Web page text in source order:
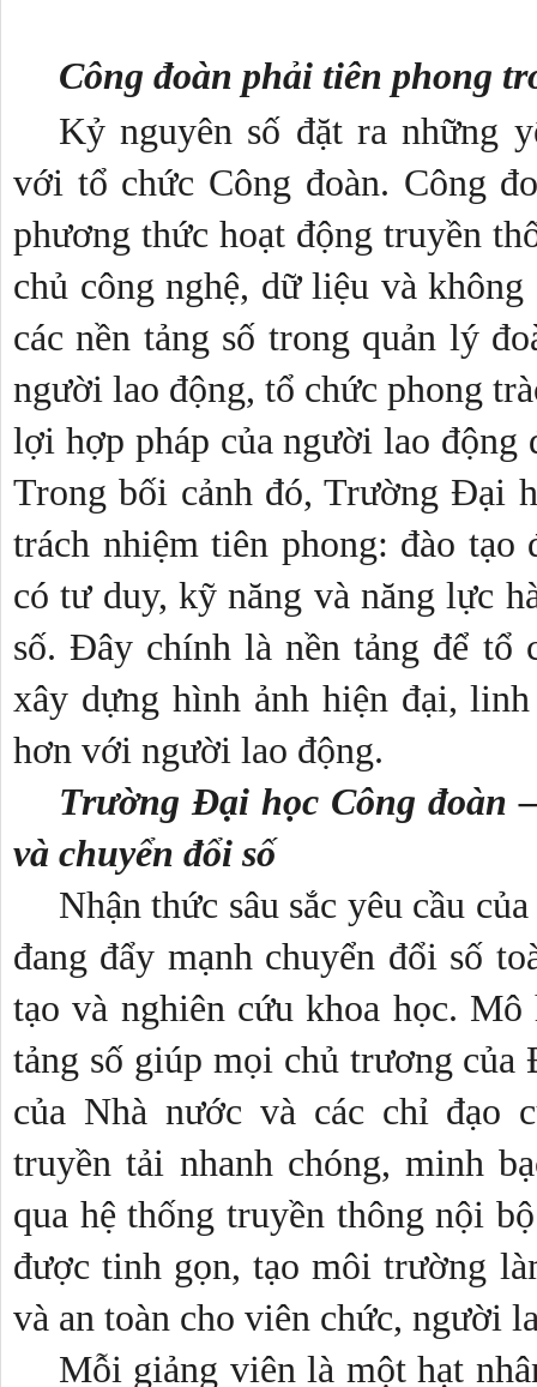
Công đoàn phải tiên phong
Kỷ nguyên số đặt ra những
với tổ chức Công đoàn. Công
phương thức hoạt động truyền
chủ công nghệ, dữ liệu và
các nền tảng số trong quản lý
người lao động, tổ chức phong
lợi hợp pháp của người lao động
Trong bối cảnh đó, Trường Đại
trách nhiệm tiên phong: đào tạo
có tư duy, kỹ năng và năng lực
số. Đây chính là nền tảng để tổ
xây dựng hình ảnh hiện đại,
hơn với người lao động.
Trường Đại học Công đoàn
và chuyển đổi số
Nhận thức sâu sắc yêu cầu
đang đẩy mạnh chuyển đổi số
tạo và nghiên cứu khoa học.
tảng số giúp mọi chủ trương của
của Nhà nước và các chỉ đạo
truyền tải nhanh chóng, minh
qua hệ thống truyền thông nội
được tinh gọn, tạo môi trường
và an toàn cho viên chức, người
Mỗi giảng viên là một hạt